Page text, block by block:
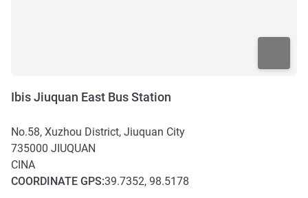
Ibis Jiuquan East Bus Station
No.58, Xuzhou District, Jiuquan City
735000 JIUQUAN
CINA
COORDINATE GPS:39.7352, 98.5178